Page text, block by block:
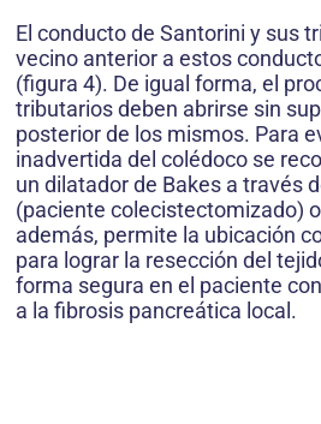
El conducto de Santorini y sus
vecino anterior a estos
(figura 4). De igual forma, el
tributarios deben abrirse sin
posterior de los mismos. Para
inadvertida del colédoco se
un dilatador de Bakes a través
(paciente colecistectomizado)
además, permite la ubicación
para lograr la resección del
forma segura en el paciente
a la fibrosis pancreática local.